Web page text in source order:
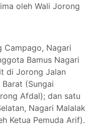
oleh Wali Jorong
Campago, Nagari
Bamus Nagari
di Jorong Jalan
(Sungai
Afdal); dan satu
Nagari Malalak
Ketua Pemuda Arif).